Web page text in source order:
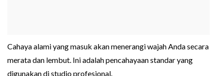
Cahaya alami yang masuk akan menerangi wajah Anda secara
merata dan lembut. Ini adalah pencahayaan standar yang
digunakan di studio profesional.